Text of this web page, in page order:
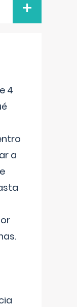
+
4
a